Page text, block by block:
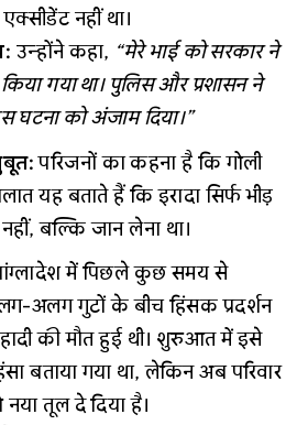
नहीं था।
उन्होंने कहा, “मेरे भाई को सरकार ने
गया था। पुलिस और प्रशासन ने
घटना को अंजाम दिया।”
परिजनों का कहना है कि गोली
यह बताते हैं कि इरादा सिर्फ भीड़
बल्कि जान लेना था।
में पिछले कुछ समय से
अलग गुटों के बीच हिंसक प्रदर्शन
हादी की मौत हुई थी। शुरुआत में इसे
बताया गया था, लेकिन अब परिवार
तूल दे दिया है।